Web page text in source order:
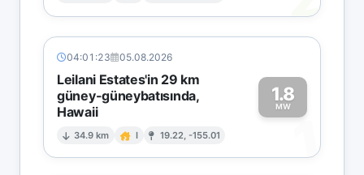
04:01:23 05.08.2026
Leilani Estates'in 29 km
güney-güneybatısında,
Hawaii
34.9 km I 19.22, -155.01
1.8
MW
1